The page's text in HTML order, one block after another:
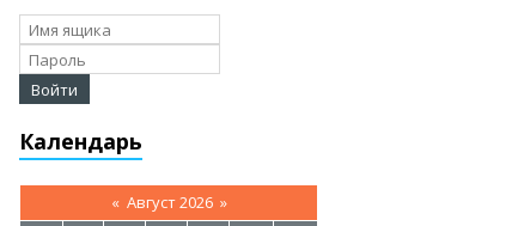
Календарь
« Август 2026 »